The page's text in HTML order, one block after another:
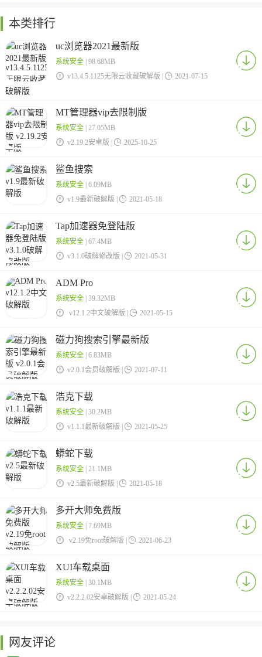
本类排行
uc浏览器2021最新版
系统安全| 98.68MB
 v13.4.5.1125无限云收藏破解版 |  2021-07-15
MT管理器vip去限制版
系统安全| 27.05MB
 v2.19.2安卓版 |  2025-10-25
鲨鱼搜索
系统安全| 6.09MB
 v1.9最新破解版 |  2021-05-18
Tap加速器免登陆版
系统安全| 67.4MB
 v3.1.0破解修改版 |  2021-05-31
ADM Pro
系统安全| 39.32MB
 v12.1.2中文破解版 |  2021-05-15
磁力狗搜索引擎最新版
系统安全| 6.83MB
 v2.0.1会员破解版 |  2021-07-11
浩克下载
系统安全| 30.2MB
 v1.1.1最新破解版 |  2021-05-25
蟒蛇下载
系统安全| 21.1MB
 v2.5最新破解版 |  2021-05-18
多开大师免费版
系统安全| 7.69MB
 v2.19免root破解版 |  2021-06-23
XUI车载桌面
系统安全| 30.1MB
 v2.2.2.02安卓破解版 |  2021-05-24
网友评论